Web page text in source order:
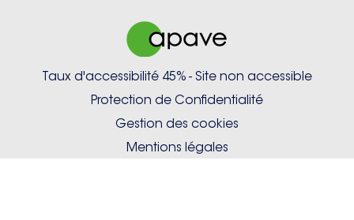
Taux d'accessibilité 45% - Site non accessible
Protection de Confidentialité
Gestion des cookies
Mentions légales